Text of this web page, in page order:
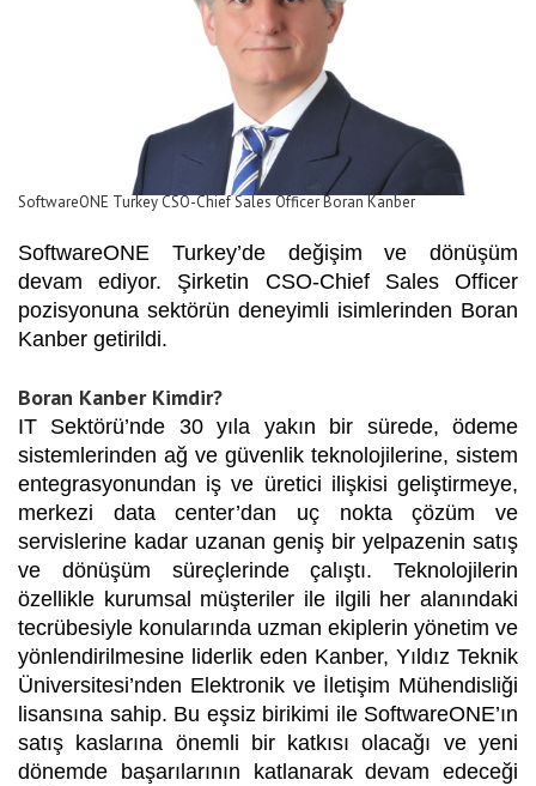
SoftwareONE Turkey CSO-Chief Sales Officer Boran Kanber
SoftwareONE Turkey’de değişim ve dönüşüm
devam ediyor. Şirketin CSO-Chief Sales Officer
pozisyonuna sektörün deneyimli isimlerinden Boran
Kanber getirildi.
Boran Kanber Kimdir?
IT Sektörü’nde 30 yıla yakın bir sürede, ödeme
sistemlerinden ağ ve güvenlik teknolojilerine, sistem
entegrasyonundan iş ve üretici ilişkisi geliştirmeye,
merkezi data center’dan uç nokta çözüm ve
servislerine kadar uzanan geniş bir yelpazenin satış
ve dönüşüm süreçlerinde çalıştı. Teknolojilerin
özellikle kurumsal müşteriler ile ilgili her alanındaki
tecrübesiyle konularında uzman ekiplerin yönetim ve
yönlendirilmesine liderlik eden Kanber, Yıldız Teknik
Üniversitesi’nden Elektronik ve İletişim Mühendisliği
lisansına sahip. Bu eşsiz birikimi ile SoftwareONE’ın
satış kaslarına önemli bir katkısı olacağı ve yeni
dönemde başarılarının katlanarak devam edeceği